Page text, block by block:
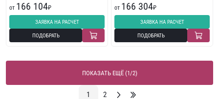
от 166 104₽
ЗАЯВКА НА РАСЧЕТ
ПОДОБРАТЬ
от 166 304₽
ЗАЯВКА НА РАСЧЕТ
ПОДОБРАТЬ
ПОКАЗАТЬ ЕЩЁ (1/2)
1 2